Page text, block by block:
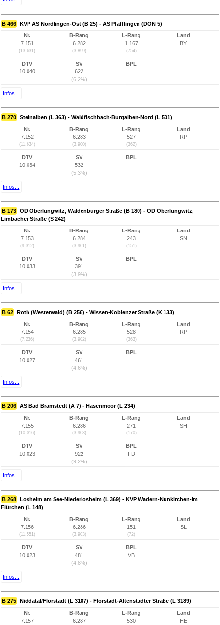
B 466 KVP AS Nördlingen-Ost (B 25) - AS Pfäfflingen (DON 5)
Nr.
7.151
(13.631)
B-Rang
6.282
(3.899)
L-Rang
1.167
(754)
Land
BY
DTV
10.040
SV
622
(6,2%)
BPL
Infos...
B 270 Steinalben (L 363) - Waldfischbach-Burgalben-Nord (L 501)
Nr.
7.152
(11.634)
B-Rang
6.283
(3.900)
L-Rang
527
(362)
Land
RP
DTV
10.034
SV
532
(5,3%)
BPL
Infos...
B 173 OD Oberlungwitz, Waldenburger Straße (B 180) - OD Oberlungwitz,
Limbacher Straße (S 242)
Nr.
7.153
(9.312)
B-Rang
6.284
(3.901)
L-Rang
243
(151)
Land
SN
DTV
10.033
SV
391
(3,9%)
BPL
Infos...
B 62 Roth (Westerwald) (B 256) - Wissen-Koblenzer Straße (K 133)
Nr.
7.154
(7.236)
B-Rang
6.285
(3.902)
L-Rang
528
(363)
Land
RP
DTV
10.027
SV
461
(4,6%)
BPL
Infos...
B 206 AS Bad Bramstedt (A 7) - Hasenmoor (L 234)
Nr.
7.155
(10.016)
B-Rang
6.286
(3.903)
L-Rang
271
(170)
Land
SH
DTV
10.023
SV
922
(9,2%)
BPL
FD
Infos...
B 268 Losheim am See-Niederlosheim (L 369) - KVP Wadern-Nunkirchen-Im
Flürchen (L 148)
Nr.
7.156
(11.551)
B-Rang
6.286
(3.903)
L-Rang
151
(72)
Land
SL
DTV
10.023
SV
481
(4,8%)
BPL
VB
Infos...
B 275 Niddatal/Florstadt (L 3187) - Florstadt-Altenstädter Straße (L 3189)
Nr.
7.157
B-Rang
6.287
L-Rang
530
Land
HE